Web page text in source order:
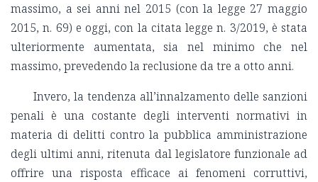
massimo, a sei anni nel 2015 (con la legge 27 maggio
2015, n. 69) e oggi, con la citata legge n. 3/2019, è stata
ulteriormente aumentata, sia nel minimo che nel
massimo, prevedendo la reclusione da tre a otto anni.
Invero, la tendenza all’innalzamento delle sanzioni
penali è una costante degli interventi normativi in
materia di delitti contro la pubblica amministrazione
degli ultimi anni, ritenuta dal legislatore funzionale ad
offrire una risposta efficace ai fenomeni corruttivi,